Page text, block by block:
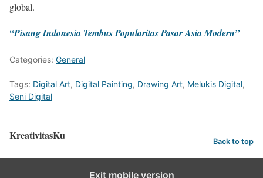
global.
“Pisang Indonesia Tembus Popularitas Pasar Asia Modern”
Categories: General
Tags: Digital Art, Digital Painting, Drawing Art, Melukis Digital,
Seni Digital
KreativitasKu Back to top
Exit mobile version